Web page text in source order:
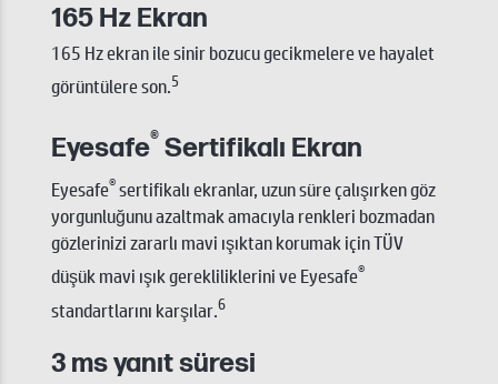
165 Hz Ekran
165 Hz ekran ile sinir bozucu gecikmelere ve hayalet
görüntülere son.5
Eyesafe® Sertifikalı Ekran
Eyesafe®sertifikalı ekranlar, uzun süre çalışırken göz
yorgunluğunu azaltmak amacıyla renkleri bozmadan
gözlerinizi zararlı mavi ışıktan korumak için TÜV
düşük mavi ışık gerekliliklerini ve Eyesafe®
standartlarını karşılar.6
3 ms yanıt süresi